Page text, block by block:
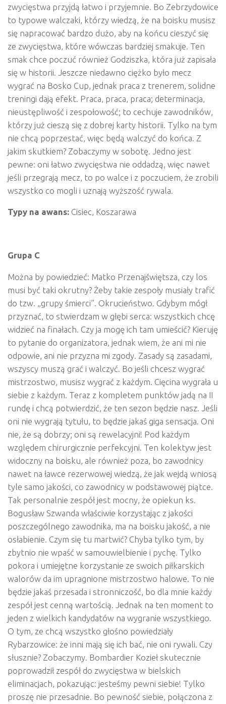
zwycięstwa przyjdą łatwo i przyjemnie. Bo Zebrzydowice
to typowe walczaki, którzy wiedzą, że na boisku musisz
się napracować bardzo dużo, aby na końcu cieszyć się
ze zwycięstwa, które wówczas bardziej smakuje. Ten
smak chce poczuć również Godziszka, która już zapisała
się w historii. Jeszcze niedawno ciężko było mecz
wygrać na Bosko Cup, jednak praca z trenerem, solidne
treningi dają efekt. Praca, praca, praca; determinacja,
nieustępliwość i zespołowość; to cechuje zawodników,
którzy już cieszą się z dobrej karty historii. Tylko na tym
nie chcą poprzestać, więc będą walczyć do końca. Z
jakim skutkiem? Zobaczymy w sobotę. Jedno jest
pewne: oni łatwo zwycięstwa nie oddadzą, więc nawet
jeśli przegrają mecz, to po walce i z poczuciem, że zrobili
wszystko co mogli i uznają wyższość rywala.
Typy na awans: Cisiec, Koszarawa
Grupa C
Można by powiedzieć: Matko Przenajświętsza, czy los
musi być taki okrutny? Żeby takie zespoły musiały trafić
do tzw. „grupy śmierci”. Okrucieństwo. Gdybym mógł
przyznać, to stwierdzam w głębi serca: wszystkich chcę
widzieć na finałach. Czy ja mogę ich tam umieścić? Kieruję
to pytanie do organizatora, jednak wiem, że ani mi nie
odpowie, ani nie przyzna mi zgody. Zasady są zasadami,
wszyscy muszą grać i walczyć. Bo jeśli chcesz wygrać
mistrzostwo, musisz wygrać z każdym. Cięcina wygrała u
siebie z każdym. Teraz z kompletem punktów jadą na II
rundę i chcą potwierdzić, że ten sezon będzie nasz. Jeśli
oni nie wygrają tytułu, to będzie jakaś giga sensacja. Oni
nie, że są dobrzy; oni są rewelacyjni! Pod każdym
względem chirurgicznie perfekcyjni. Ten kolektyw jest
widoczny na boisku, ale również poza, bo zawodnicy
nawet na ławce rezerwowej wiedzą, że jak wejdą wniosą
tyle samo jakości, co zawodnicy w podstawowej piątce.
Tak personalnie zespół jest mocny, że opiekun ks.
Bogusław Szwanda właściwie korzystając z jakości
poszczególnego zawodnika, ma na boisku jakość, a nie
osłabienie. Czym się tu martwić? Chyba tylko tym, by
zbytnio nie wpaść w samouwielbienie i pychę. Tylko
pokora i umiejętne korzystanie ze swoich piłkarskich
walorów da im upragnione mistrzostwo halowe. To nie
będzie jakaś przesada i stronniczość, bo dla mnie każdy
zespół jest cenną wartością. Jednak na ten moment to
jeden z wielkich kandydatów na wygranie wszystkiego.
O tym, ze chcą wszystko głośno powiedziały
Rybarzowice: że inni mają się ich bać, nie oni rywali. Czy
słusznie? Zobaczymy. Bombardier Kozieł skutecznie
poprowadził zespół do zwycięstwa w bielskich
eliminacjach, pokazując: jesteśmy pewni siebie! Tylko
proszę nie przesadnie. Bo pewność siebie, połączona z